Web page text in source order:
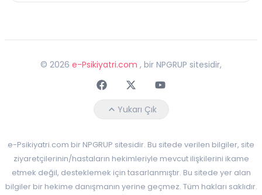
© 2026 e-Psikiyatri.com , bir NPGRUP sitesidir,
FaceebokTwitterYoutube
Yukarı Çık
e-Psikiyatri.com bir NPGRUP sitesidir. Bu sitede verilen bilgiler, site
ziyaretçilerinin/hastaların hekimleriyle mevcut ilişkilerini ikame
etmek değil, desteklemek için tasarlanmıştır. Bu sitede yer alan
bilgiler bir hekime danışmanın yerine geçmez. Tüm hakları saklıdır.